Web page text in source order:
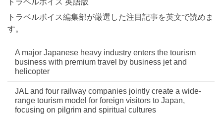
トラベルボイス 英語版
トラベルボイス編集部が厳選した注目記事を英文で読めま
す。
A major Japanese heavy industry enters the tourism
business with premium travel by business jet and
helicopter
JAL and four railway companies jointly create a wide-
range tourism model for foreign visitors to Japan,
focusing on pilgrim and spiritual cultures